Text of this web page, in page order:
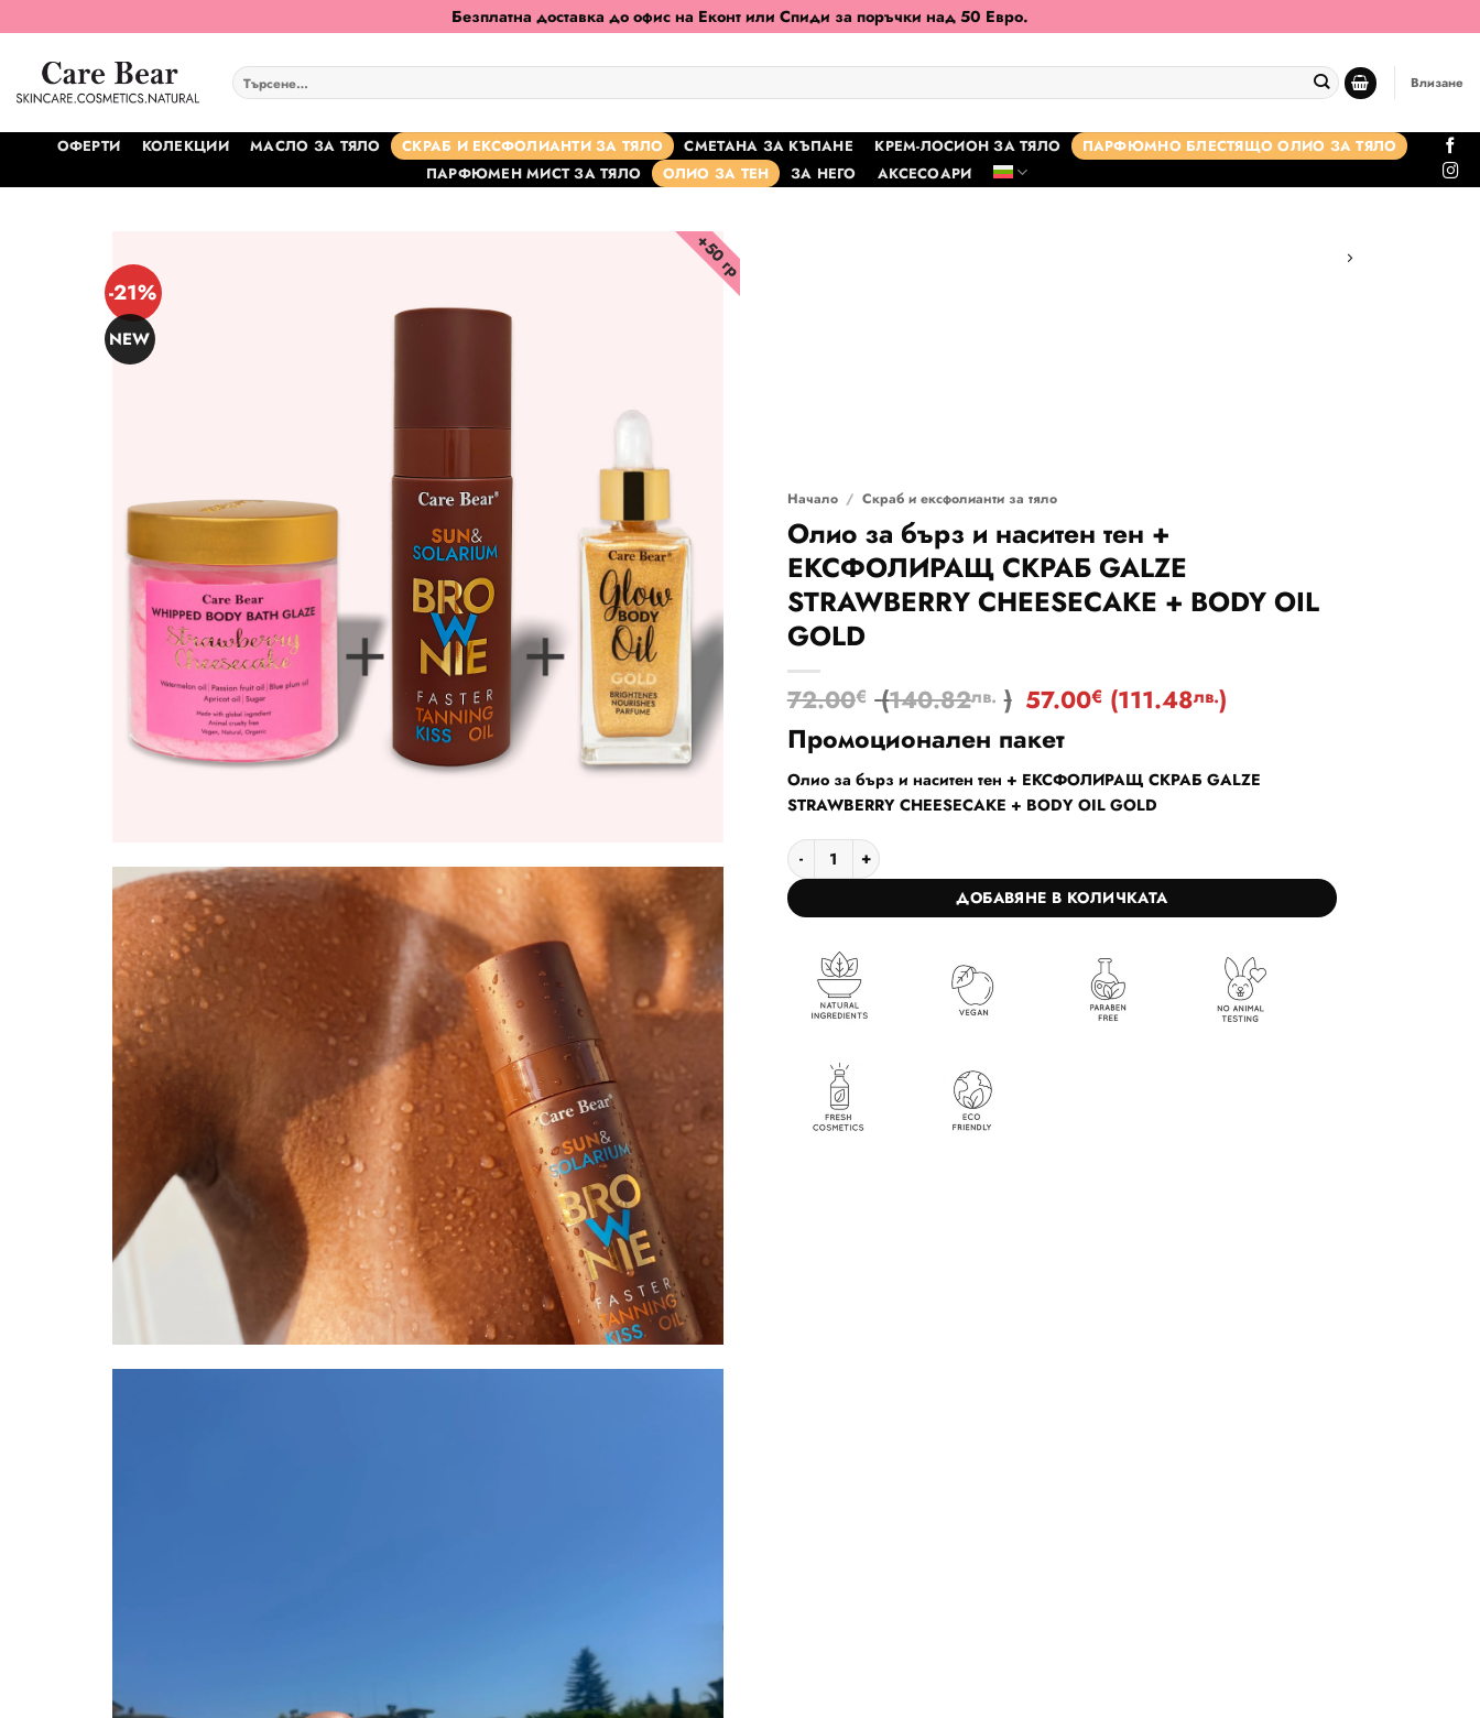
to
content
Безплатна доставка до офис на Еконт или Спиди за поръчки над 50 Евро.
Търсене
за:
Влизане
ОФЕРТИ КОЛЕКЦИИ МАСЛО ЗА ТЯЛО СКРАБ И ЕКСФОЛИАНТИ ЗА ТЯЛО СМЕТАНА ЗА КЪПАНЕ КРЕМ-ЛОСИОН ЗА ТЯЛО
ПАРФЮМНО БЛЕСТЯЩО ОЛИО ЗА ТЯЛО
ПАРФЮМЕН МИСТ ЗА ТЯЛО
ОЛИО ЗА ТЕН ЗА НЕГО АКСЕСОАРИ
+50 гр
-21%
NEW
Начало / Скраб и ексфолианти за тяло
Олио за бърз и наситен тен +
ЕКСФОЛИРАЩ СКРАБ GALZE
STRAWBERRY CHEESECAKE + BODY OIL
GOLD
72.00€ (140.82лв. ) 57.00€ (111.48лв.)
Промоционален пакет
Олио за бърз и наситен тен + ЕКСФОЛИРАЩ СКРАБ GALZE
STRAWBERRY CHEESECAKE + BODY OIL GOLD
количество за Олио за бърз и наситен тен + ЕКСФОЛИРАЩ СКРАБ GALZE STRAWBERRY
ДОБАВЯНЕ В КОЛИЧКАТА